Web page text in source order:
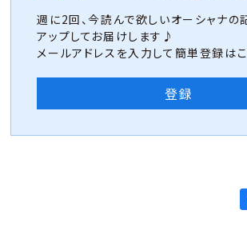
週に2回、今読んで欲しいオーシャナの
アップしてお届けします♪
メールアドレスを入力して簡単登録は
登録